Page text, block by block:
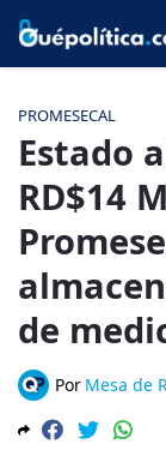
PROMESECAL
Estado
RD$14
de
Por Mesa de